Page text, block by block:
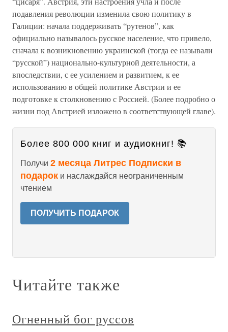
подавления революции изменила свою политику в
Галиции: начала поддерживать “рутенов”, как
официально называлось русское население, что привело,
сначала к возникновению украинской (тогда ее называли
“русской”) национально-культурной деятельности, а
впоследствии, с ее усилением и развитием, к ее
использованию в общей политике Австрии и ее
подготовке к столкновению с Россией. (Более подробно о
жизни под Австрией изложено в соответствующей главе).
Более 800 000 книг и аудиокниг! 📚
Получи 2 месяца Литрес Подписки в
подарок и наслаждайся неограниченным
чтением
ПОЛУЧИТЬ ПОДАРОК
Читайте также
Огненный бог руссов